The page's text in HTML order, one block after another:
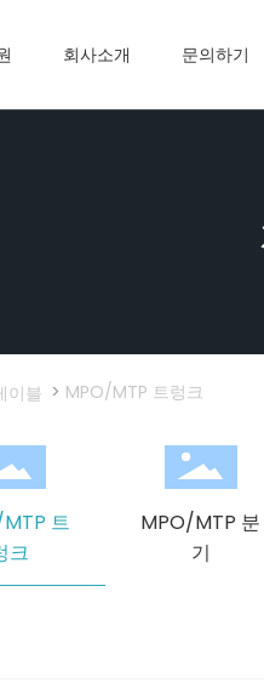
회사소개 문의하기
이블 MPO/MTP 트렁크
트
크
MPO/MTP 분
기